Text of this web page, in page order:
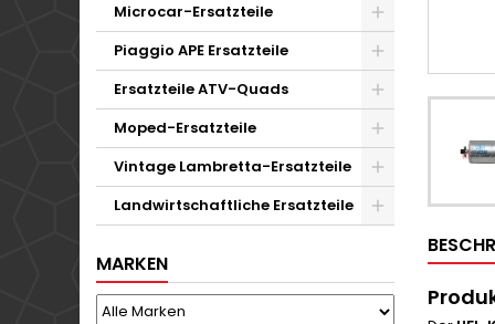
Microcar-Ersatzteile
Piaggio APE Ersatzteile
Ersatzteile ATV-Quads
Moped-Ersatzteile
Vintage Lambretta-Ersatzteile
Landwirtschaftliche Ersatzteile
MARKEN